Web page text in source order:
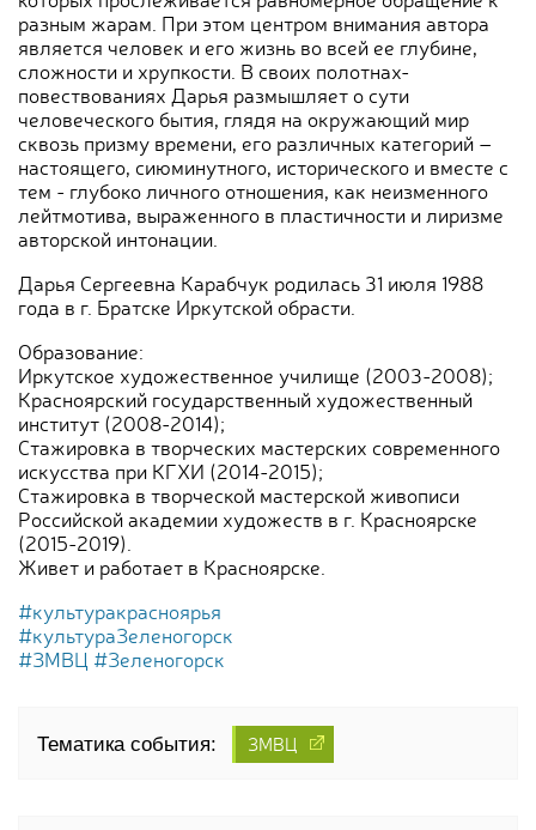
разным жарам. При этом центром внимания автора
является человек и его жизнь во всей ее глубине,
сложности и хрупкости. В своих полотнах-
повествованиях Дарья размышляет о сути
человеческого бытия, глядя на окружающий мир
сквозь призму времени, его различных категорий –
настоящего, сиюминутного, исторического и вместе с
тем - глубоко личного отношения, как неизменного
лейтмотива, выраженного в пластичности и лиризме
авторской интонации.
Дарья Сергеевна Карабчук родилась 31 июля 1988
года в г. Братске Иркутской обрасти.
Образование:
Иркутское художественное училище (2003-2008);
Красноярский государственный художественный
институт (2008-2014);
Стажировка в творческих мастерских современного
искусства при КГХИ (2014-2015);
Стажировка в творческой мастерской живописи
Российской академии художеств в г. Красноярске
(2015-2019).
Живет и работает в Красноярске.
#культуракрасноярья
#культураЗеленогорск
#ЗМВЦ #Зеленогорск
Тематика события: ЗМВЦ